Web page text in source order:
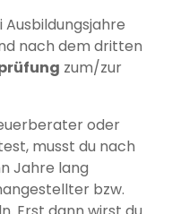
Ausbildungsjahre
nach dem dritten
zum/zur
oder
musst du nach
Jahre lang
bzw.